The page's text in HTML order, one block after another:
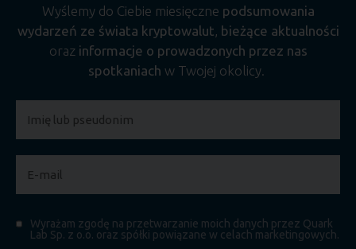
Wyślemy do Ciebie miesięczne podsumowania
wydarzeń ze świata kryptowalut, bieżące aktualności
oraz informacje o prowadzonych przez nas
spotkaniach w Twojej okolicy.
Wyrażam zgodę na przetwarzanie moich danych przez Quark
Lab Sp. z o.o. oraz spółki powiązane w celach marketingowych.